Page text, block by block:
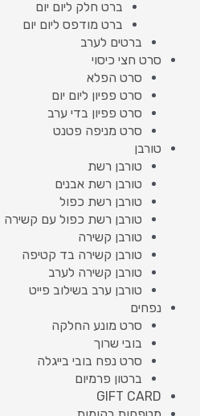
ברט חלק ליום יום
ברט מודפס ליום יום
ברטים לערב
סרט חצי כיסוי
סרט הפלא
סרט פפיון ליום יום
סרט פפיון בדי ערב
סרט מניפה פטנט
טורבן
טורבן רשת
טורבן רשת אבנים
טורבן רשת כפול
טורבן רשת כפול עם קשירה
טורבן קשירה
טורבן קשירה בד קטיפה
טורבן קשירה לערב
טורבן ערב בשילוב פייט
נפחים
סרט מונע החלקה
בובי שרוך
סרט נפח בובי בייגלה
ברטון פרמיום
GIFT CARD